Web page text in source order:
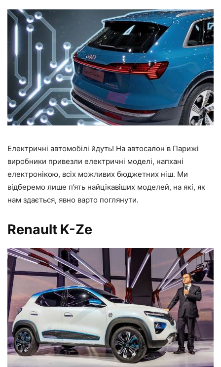
Електричні автомобілі йдуть! На автосалон в Парижі
виробники привезли електричні моделі, напхані
електронікою, всіх можливих бюджетних ніш. Ми
відберемо лише п’ять найцікавіших моделей, на які, як
нам здається, явно варто поглянути.
Renault K-Ze